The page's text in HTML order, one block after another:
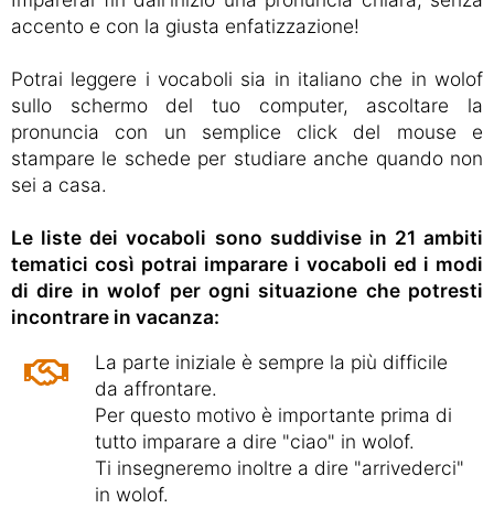
accento e con la giusta enfatizzazione!
Potrai leggere i vocaboli sia in italiano che in wolof
sullo schermo del tuo computer, ascoltare la
pronuncia con un semplice click del mouse e
stampare le schede per studiare anche quando non
sei a casa.
Le liste dei vocaboli sono suddivise in 21 ambiti
tematici così potrai imparare i vocaboli ed i modi
di dire in wolof per ogni situazione che potresti
incontrare in vacanza:
La parte iniziale è sempre la più difficile
da affrontare.
Per questo motivo è importante prima di
tutto imparare a dire "ciao" in wolof.
Ti insegneremo inoltre a dire "arrivederci"
in wolof.